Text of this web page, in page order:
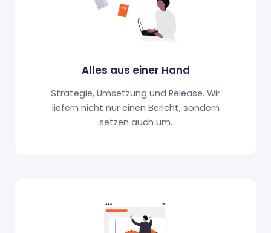
Alles aus einer Hand
Strategie, Umsetzung und Release. Wir
liefern nicht nur einen Bericht, sondern
setzen auch um.